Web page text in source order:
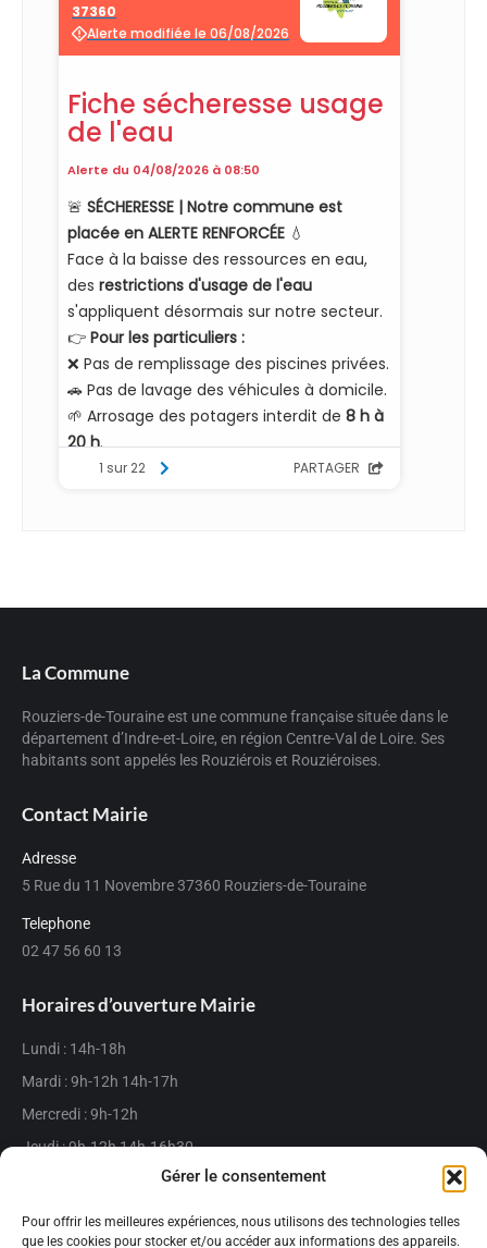
Gérer le consentement
Pour offrir les meilleures expériences, nous utilisons des technologies telles
que les cookies pour stocker et/ou accéder aux informations des appareils.
La Commune
Rouziers-de-Touraine est une commune française située dans le
département d’Indre-et-Loire, en région Centre-Val de Loire. Ses
habitants sont appelés les Rouziérois et Rouziéroises.
Contact Mairie
Adresse
5 Rue du 11 Novembre 37360 Rouziers-de-Touraine
Telephone
02 47 56 60 13
Horaires d’ouverture Mairie
Lundi : 14h-18h
Mardi : 9h-12h 14h-17h
Mercredi : 9h-12h
Jeudi : 9h-12h 14h-16h30
Vendredi : 9h-12h 14h-17h
Fermée le samedi matin